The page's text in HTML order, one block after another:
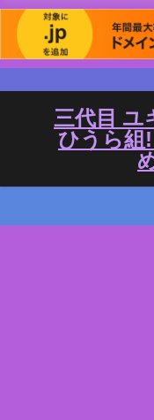
三代目
ひうら組